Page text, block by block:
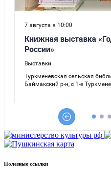
Полезные ссылки